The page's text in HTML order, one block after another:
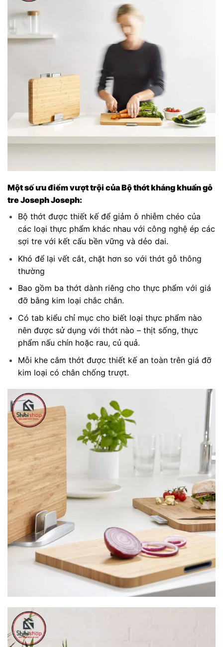
Một số ưu điểm vượt trội của Bộ thớt kháng khuẩn gỗ
tre Joseph Joseph:
Bộ thớt được thiết kế để giảm ô nhiễm chéo của
các loại thực phẩm khác nhau với công nghệ ép các
sợi tre với kết cấu bền vững và dẻo dai.
Khó để lại vết cắt, chặt hơn so với thớt gỗ thông
thường
Bao gồm ba thớt dành riêng cho thực phẩm với giá
đỡ bằng kim loại chắc chắn.
Có tab kiểu chỉ mục cho biết loại thực phẩm nào
nên được sử dụng với thớt nào – thịt sống, thực
phẩm nấu chín hoặc rau, củ quả.
Mỗi khe cắm thớt được thiết kế an toàn trên giá đỡ
kim loại có chân chống trượt.